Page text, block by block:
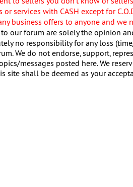
or services with CASH except for
business offers to anyone and we
to our forum are solely the opinion
no responsibility for any loss
We do not endorse, support,
messages posted here. We
site shall be deemed as your